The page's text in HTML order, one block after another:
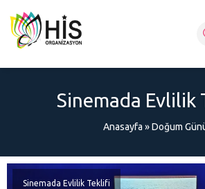
Sinemada Evlilik
Anasayfa »Doğum
Sinemada Evlilik Teklifi